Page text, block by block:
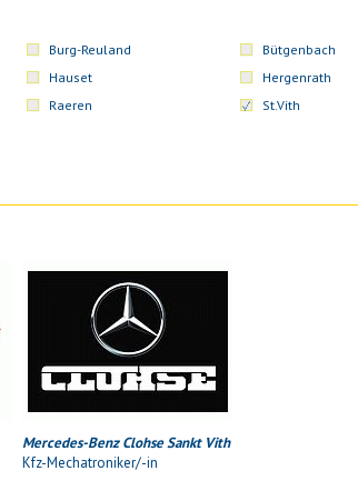
Burg-Reuland Bütgenbach
Hauset Hergenrath
Raeren St.Vith
Mercedes-Benz Clohse Sankt Vith
Kfz-Mechatroniker/-in